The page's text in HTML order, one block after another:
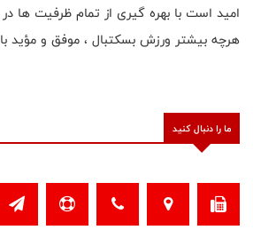
امید است با بهره گیری از تمام ظرفیت ها
هرچه بیشتر ورزش بسکتبال ، موفق و مؤید
ما را دنبال کنید